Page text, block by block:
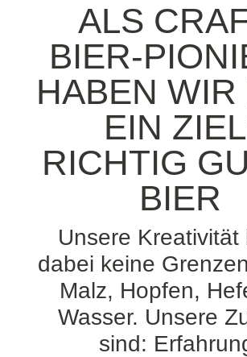
ALS
BIER-
HABEN WIR
EIN
RICHTIG
BIER
Unsere Kreativität
dabei keine
Malz, Hopfen,
Wasser. Unsere
sind: